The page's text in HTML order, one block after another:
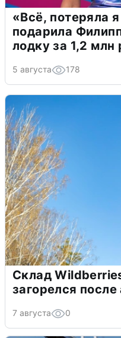
«Всё, потеряла
подарила
лодку за 1,2 млн
5 августа 178
Склад
загорелся
7 августа 0